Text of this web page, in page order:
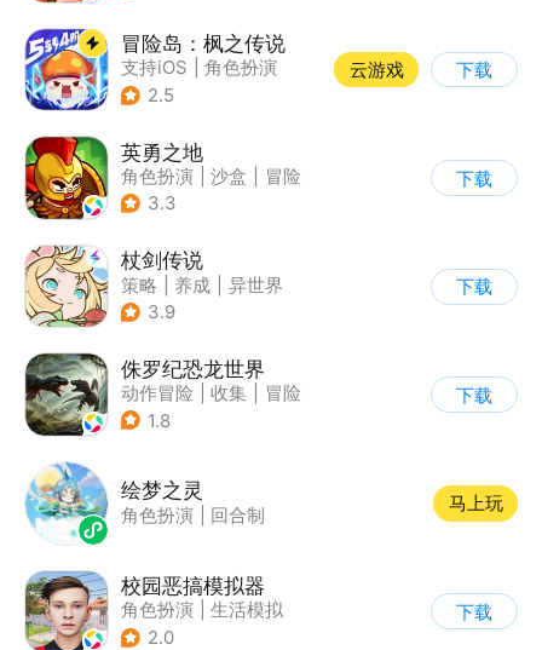
冒险岛：枫之传说
支持iOS
角色扮演
| 放置
2.5
云游戏 下载
英勇之地
角色扮演 沙盒
冒险
| steam游戏
3.3
下载
杖剑传说
策略 养成
异世界
| 二次元
3.9
下载
侏罗纪恐龙世界
动作冒险 收集
冒险
| 写实
1.8
下载
绘梦之灵
角色扮演 回合制
马上玩
校园恶搞模拟器
角色扮演
生活模拟
| 写实
2.0
下载